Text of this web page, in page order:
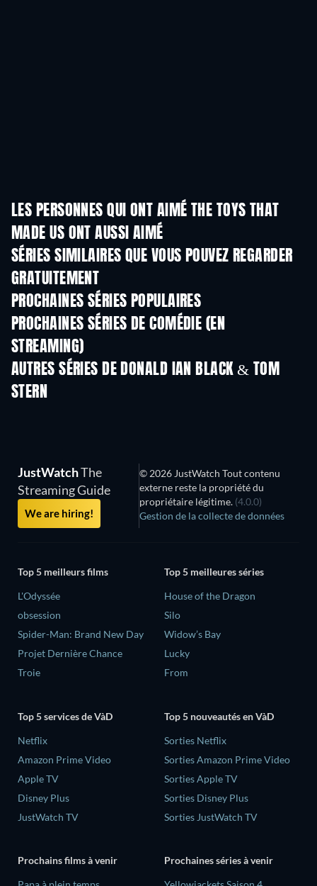
LES PERSONNES QUI ONT AIMÉ THE TOYS THAT
MADE US ONT AUSSI AIMÉ
Série
SÉRIES SIMILAIRES QUE VOUS POUVEZ REGARDER
GRATUITEMENTSérie
PROCHAINES SÉRIES POPULAIRES
Série Série
PROCHAINES SÉRIES DE COMÉDIE (EN
STREAMING)Saison 6
AUTRES SÉRIES DE DONALD IAN BLACK & TOM
STERN
JustWatchThe
Streaming Guide
We are hiring!
© 2026 JustWatch Tout contenu
externe reste la propriété du
propriétaire légitime. (4.0.0)
Gestion de la collecte de données
Top 5 meilleurs films
L'Odyssée
obsession
Spider-Man: Brand New Day
Projet Dernière Chance
Troie
Top 5 meilleures séries
House of the Dragon
Silo
Widow’s Bay
Lucky
From
Top 5 services de VàD
Netflix
Amazon Prime Video
Apple TV
Disney Plus
JustWatch TV
Top 5 nouveautés en VàD
Sorties Netflix
Sorties Amazon Prime Video
Sorties Apple TV
Sorties Disney Plus
Sorties JustWatch TV
Prochains films à venir
Prochaines séries à venir